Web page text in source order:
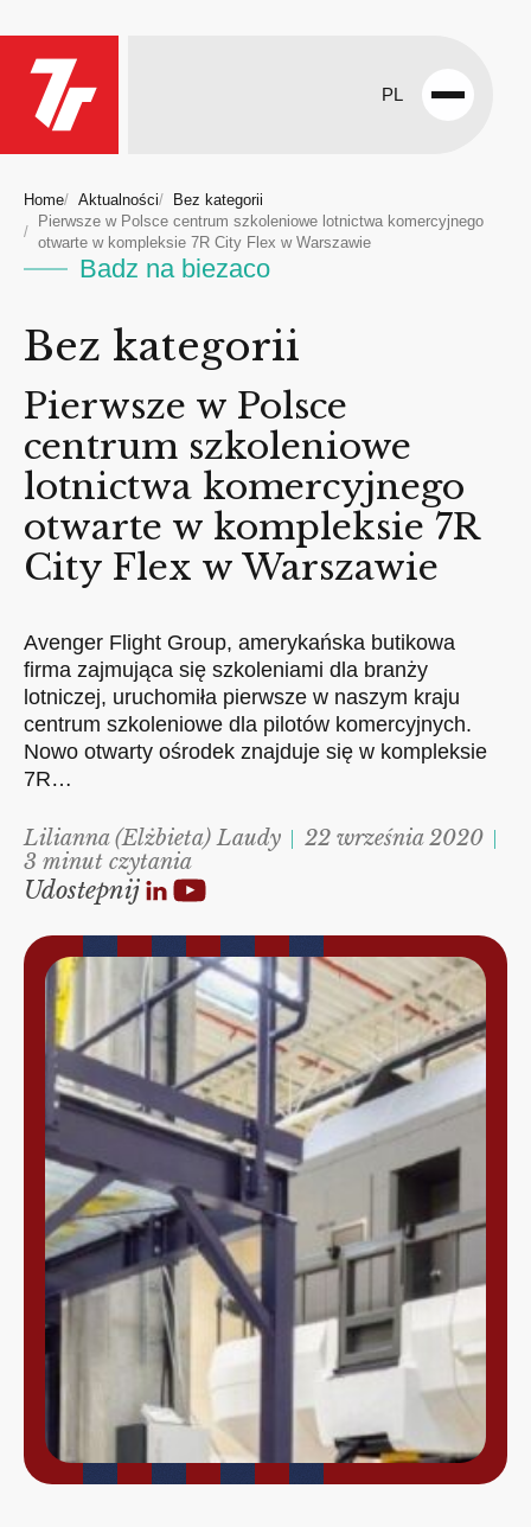
PL
Open
Home Aktualności
Bez kategorii
Pierwsze w Polsce centrum szkoleniowe lotnictwa komercyjnego
otwarte w kompleksie 7R City Flex w Warszawie
Badz na biezaco
Bez kategorii
Pierwsze w Polsce
centrum szkoleniowe
lotnictwa komercyjnego
otwarte w kompleksie 7R
City Flex w Warszawie
Avenger Flight Group, amerykańska butikowa
firma zajmująca się szkoleniami dla branży
lotniczej, uruchomiła pierwsze w naszym kraju
centrum szkoleniowe dla pilotów komercyjnych.
Nowo otwarty ośrodek znajduje się w kompleksie
7R…
Lilianna (Elżbieta) Laudy
22 września 2020
3 minut czytania
Udostepnij